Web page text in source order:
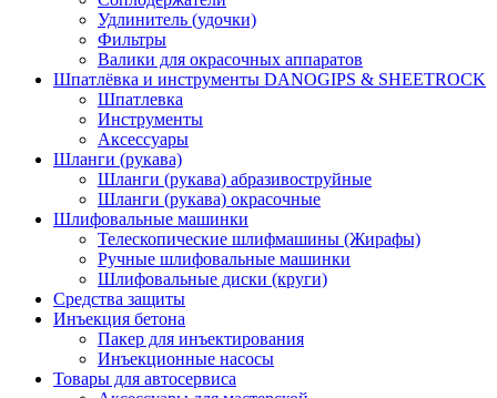
Удлинитель (удочки)
Фильтры
Валики для окрасочных аппаратов
Шпатлёвка и инструменты DANOGIPS & SHEETROCK
Шпатлевка
Инструменты
Аксессуары
Шланги (рукава)
Шланги (рукава) абразивоструйные
Шланги (рукава) окрасочные
Шлифовальные машинки
Телескопические шлифмашины (Жирафы)
Ручные шлифовальные машинки
Шлифовальные диски (круги)
Средства защиты
Инъекция бетона
Пакер для инъектирования
Инъекционные насосы
Товары для автосервиса